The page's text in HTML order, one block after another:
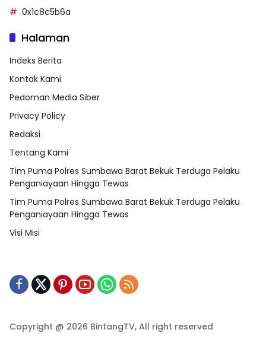
0x1c8c5b6a
Halaman
Indeks Berita
Kontak Kami
Pedoman Media Siber
Privacy Policy
Redaksi
Tentang Kami
Tim Puma Polres Sumbawa Barat Bekuk Terduga Pelaku
Penganiayaan Hingga Tewas
Tim Puma Polres Sumbawa Barat Bekuk Terduga Pelaku
Penganiayaan Hingga Tewas
Visi Misi
Copyright @ 2026 BintangTV, All right reserved